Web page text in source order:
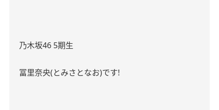
乃木坂46 5期生
冨里奈央(とみさとなお)です!